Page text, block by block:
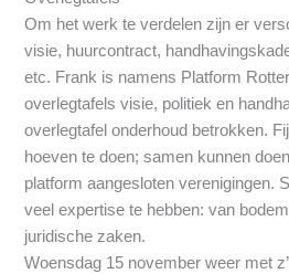
Om het werk te verdelen zijn er
visie, huurcontract,
etc. Frank is namens Platform
overlegtafels visie, politiek en
overlegtafel onderhoud betrokken.
hoeven te doen; samen kunnen
platform aangesloten verenigingen.
veel expertise te hebben: van
juridische zaken.
Woensdag 15 november weer met